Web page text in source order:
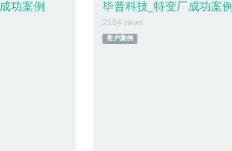
功案例 毕普科技_特变厂成功案例
2184 views
客户案例